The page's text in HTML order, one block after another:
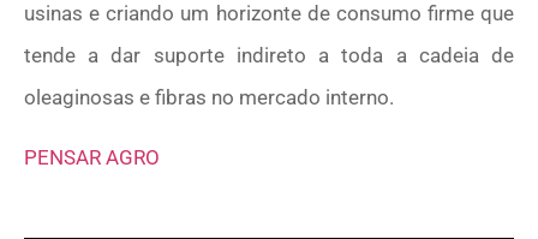
usinas e criando um horizonte de consumo firme que
tende a dar suporte indireto a toda a cadeia de
oleaginosas e fibras no mercado interno.
PENSAR AGRO